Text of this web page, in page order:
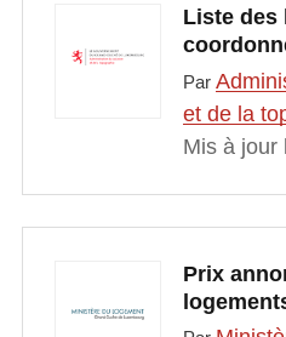
Liste des
Par
et de la
Mis à jour
Prix